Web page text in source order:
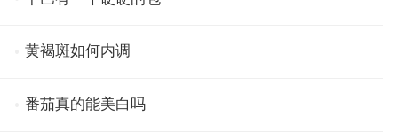
黄褐斑如何内调
番茄真的能美白吗